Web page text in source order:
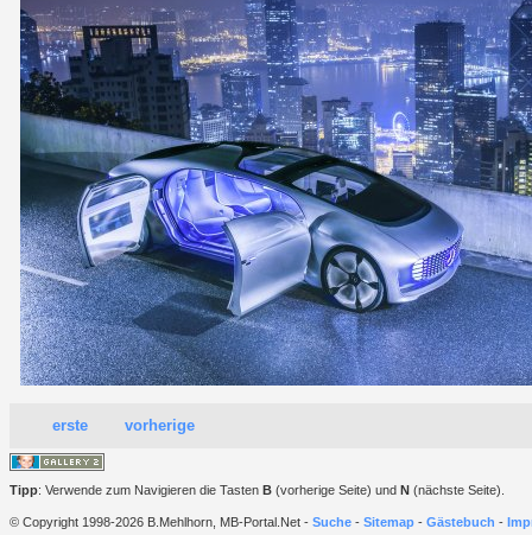
erste vorherige
Tipp: Verwende zum Navigieren die Tasten B (vorherige Seite) und N (nächste Seite).
© Copyright 1998-2026 B.Mehlhorn, MB-Portal.Net - Suche - Sitemap - Gästebuch -